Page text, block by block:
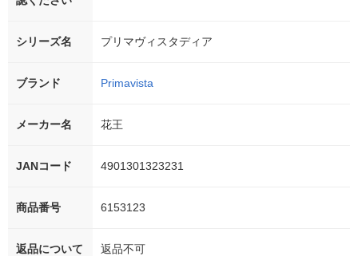
シリーズ名 プリマヴィスタディア
ブランド Primavista
メーカー名 花王
JANコード 4901301323231
商品番号 6153123
返品について
返品不可